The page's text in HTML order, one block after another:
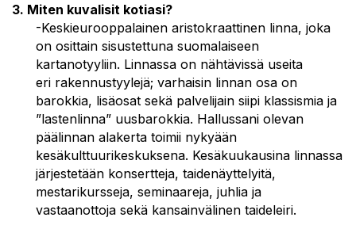
3. Miten kuvalisit kotiasi?
-Keskieurooppalainen aristokraattinen linna, joka
on osittain sisustettuna suomalaiseen
kartanotyyliin. Linnassa on nähtävissä useita
eri rakennustyylejä; varhaisin linnan osa on
barokkia, lisäosat sekä palvelijain siipi klassismia ja
”lastenlinna” uusbarokkia. Hallussani olevan
päälinnan alakerta toimii nykyään
kesäkulttuurikeskuksena. Kesäkuukausina linnassa
järjestetään konsertteja, taidenäyttelyitä,
mestarikursseja, seminaareja, juhlia ja
vastaanottoja sekä kansainvälinen taideleiri.